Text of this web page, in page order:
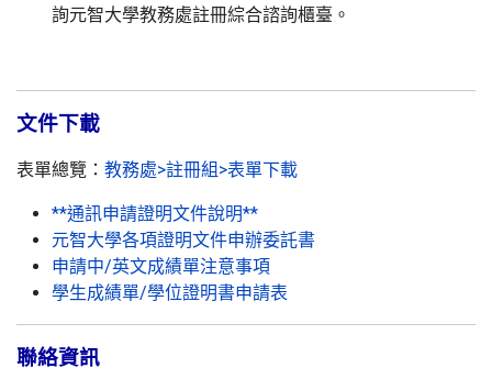
詢元智大學教務處註冊綜合諮詢櫃臺。
文件下載
表單總覽： 教務處>註冊組>表單下載
**通訊申請證明文件說明**
元智大學各項證明文件申辦委託書
申請中/英文成績單注意事項
學生成績單/學位證明書申請表
聯絡資訊